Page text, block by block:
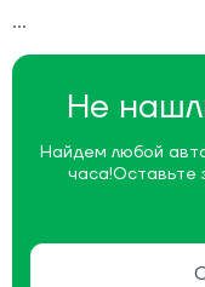
Не
Найдем любой
часа!Оставьте